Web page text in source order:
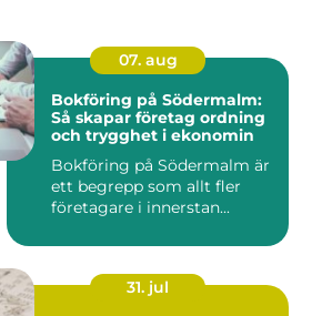
07. aug
Bokföring på Södermalm:
Så skapar företag ordning
och trygghet i ekonomin
Bokföring på Södermalm är
ett begrepp som allt fler
företagare i innerstan...
31. jul